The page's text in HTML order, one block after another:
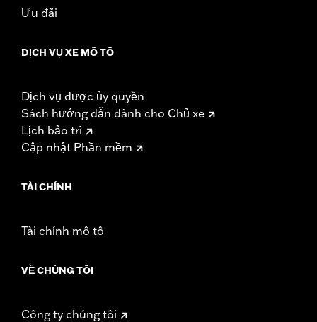
Ưu đãi
DỊCH VỤ XE MÔ TÔ
Dịch vụ được ủy quyền
Sách hướng dẫn dành cho Chủ xe
Lịch bảo trì
Cập nhật Phần mềm
TÀI CHÍNH
Tài chính mô tô
VỀ CHÚNG TÔI
Công ty chúng tôi